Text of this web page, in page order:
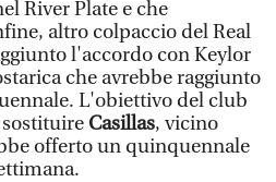
River Plate e che
altro colpaccio del Real
l'accordo con Keylor
che avrebbe raggiunto
L'obiettivo del club
Casillas, vicino
offerto un quinquennale